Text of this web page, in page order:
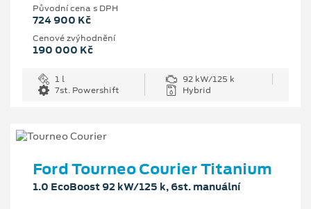
Původní cena s DPH
724 900 Kč
Cenové zvýhodnění
190 000 Kč
1 l
92 kW/125 k
7st. Powershift
Hybrid
Ford Tourneo Courier Titanium
1.0 EcoBoost 92 kW/125 k, 6st. manuální